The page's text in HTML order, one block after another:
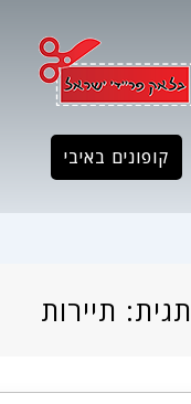
קופונים באיבי
תגית: תיירות